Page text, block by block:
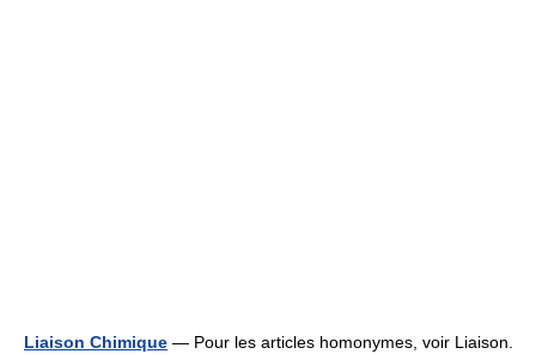
Liaison Chimique — Pour les articles homonymes, voir Liaison.